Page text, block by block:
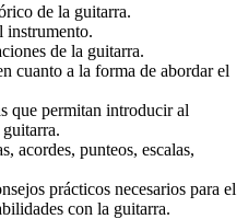
de la guitarra.
instrumento.
de la guitarra.
cuanto a la forma de abordar el
que permitan introducir al
acordes, punteos, escalas,
prácticos necesarios para el
con la guitarra.